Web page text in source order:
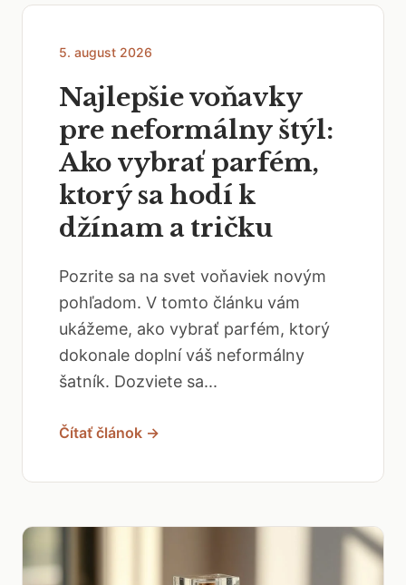
5. august 2026
Najlepšie voňavky
pre neformálny štýl:
Ako vybrať parfém,
ktorý sa hodí k
džínam a tričku
Pozrite sa na svet voňaviek novým
pohľadom. V tomto článku vám
ukážeme, ako vybrať parfém, ktorý
dokonale doplní váš neformálny
šatník. Dozviete sa...
Čítať článok →